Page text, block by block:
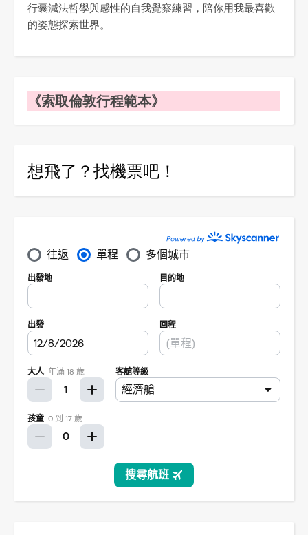
行囊減法哲學與感性的自我覺察練習，陪你用我最喜歡
的姿態探索世界。
《索取倫敦行程範本》
想飛了？找機票吧！